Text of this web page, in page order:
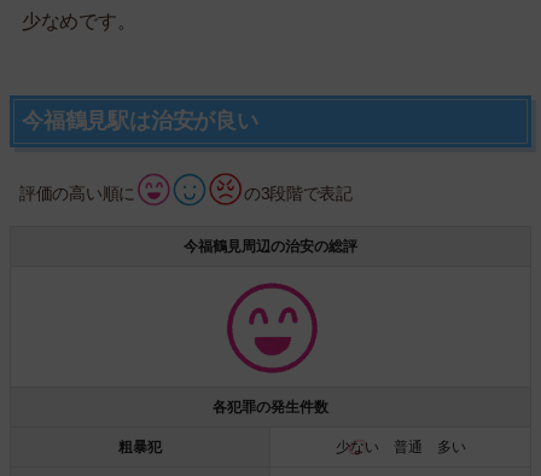
少なめです。
今福鶴見駅は治安が良い
評価の高い順に の3段階で表記
今福鶴見周辺の治安の総評
各犯罪の発生件数
粗暴犯 少ない 普通 多い